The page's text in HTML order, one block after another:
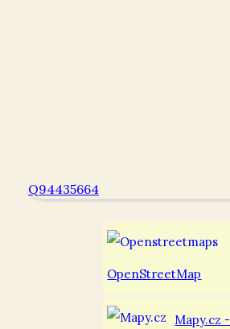
Q94435664
OpenStreetMap
Mapy.cz -